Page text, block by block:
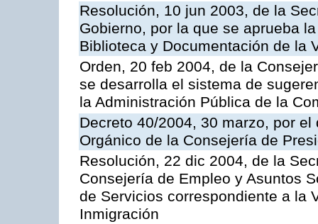
Resolución, 10 jun 2003, de la
Gobierno, por la que se aprueba
Biblioteca y Documentación de la
Orden, 20 feb 2004, de la
se desarrolla el sistema de
la Administración Pública de la
Decreto 40/2004, 30 marzo, por
Orgánico de la Consejería de
Resolución, 22 dic 2004, de la
Consejería de Empleo y Asuntos
de Servicios correspondiente a la
Inmigración